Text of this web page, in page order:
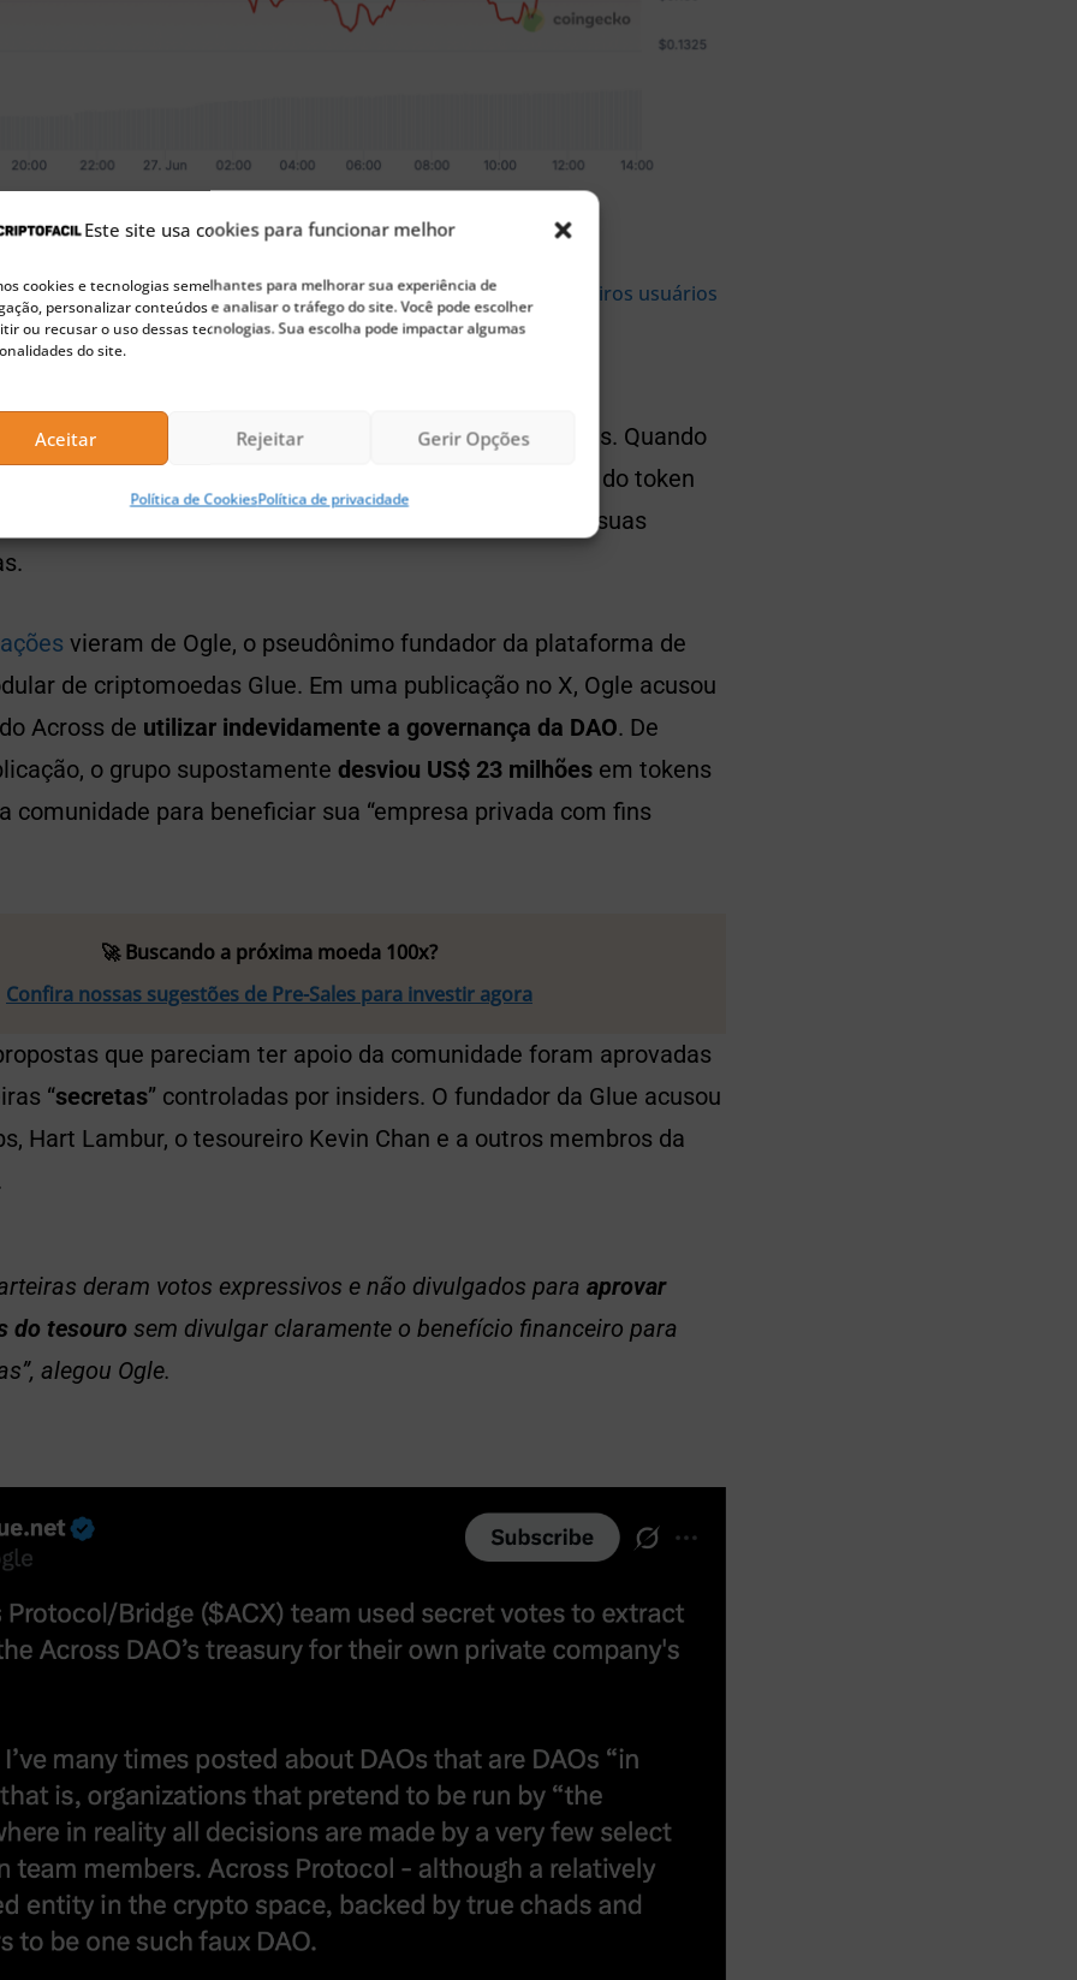
Este site usa cookies para funcionar melhor
cookies e tecnologias semelhantes para melhorar sua experiência de
personalizar conteúdos e analisar o tráfego do site. Você pode escolher
ou recusar o uso dessas tecnologias. Sua escolha pode impactar algumas
do site.
Aceitar Rejeitar Gerir Opções
Política de CookiesPolítica de privacidade
ACX caiu forte com denúncias de manipulação. Fonte: CoinGecko.
Kraken lança SuperApp financeiro e oferece US$ 1.000 para primeiros usuários
preço do ACX
negociado por cerca de US$ 0,15 antes das alegações. Quando
, o menor preço do token
leve recuperação, mas o token segue cotado perto de suas
vieram de Ogle, o pseudônimo fundador da plataforma de
de criptomoedas Glue. Em uma publicação no X, Ogle acusou
Across de utilizar indevidamente a governança da DAO. De
o grupo supostamente desviou US$ 23 milhões em tokens
comunidade para beneficiar sua “empresa privada com fins
🚀 Buscando a próxima moeda 100x?
Confira nossas sugestões de Pre-Sales para investir agora
que pareciam ter apoio da comunidade foram aprovadas
“secretas” controladas por insiders. O fundador da Glue acusou
Hart Lambur, o tesoureiro Kevin Chan e a outros membros da
deram votos expressivos e não divulgados para aprovar
do tesouro sem divulgar claramente o benefício financeiro para
alegou Ogle.